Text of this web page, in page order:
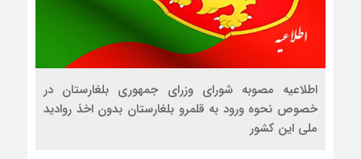
اطلاعیه مصوبه شورای وزرای جمهوری بلغارستان در
خصوص نحوه ورود به قلمرو بلغارستان بدون اخذ روادید
ملی این کشور